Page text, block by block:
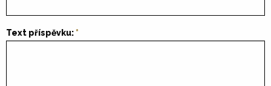
Text příspěvku: